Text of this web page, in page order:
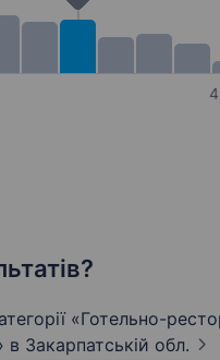
«Готельно-
в Закарпатській обл.